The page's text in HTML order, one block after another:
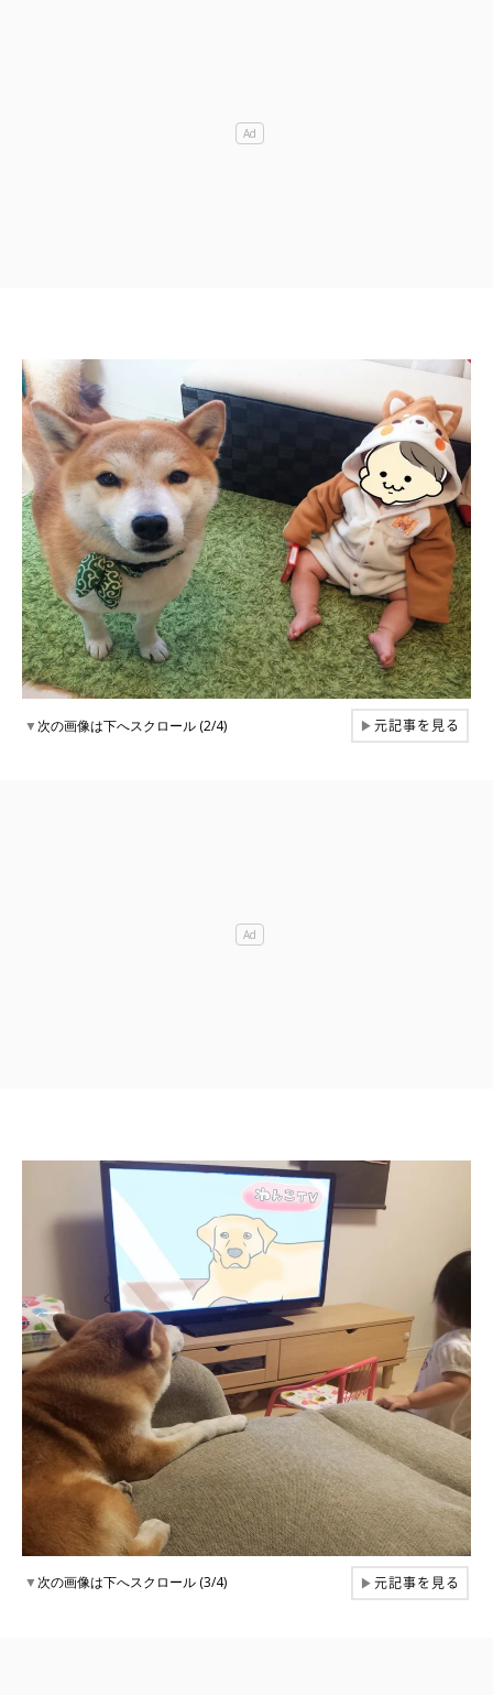
▼次の画像は下へスクロール (2/4) ▶元記事を見る
▼次の画像は下へスクロール (3/4) ▶元記事を見る